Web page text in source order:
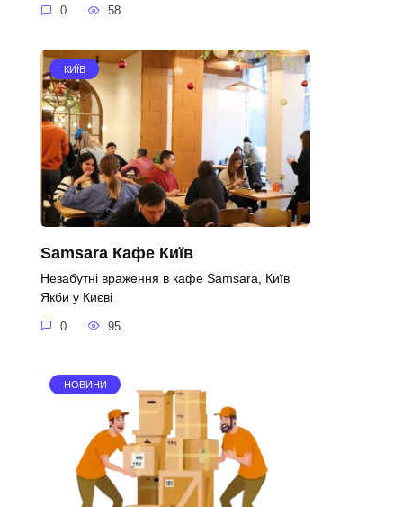
0 58
КИЇВ
Samsara Кафе Київ
Незабутні враження в кафе Samsara, Київ
Якби у Києві
0 95
НОВИНИ